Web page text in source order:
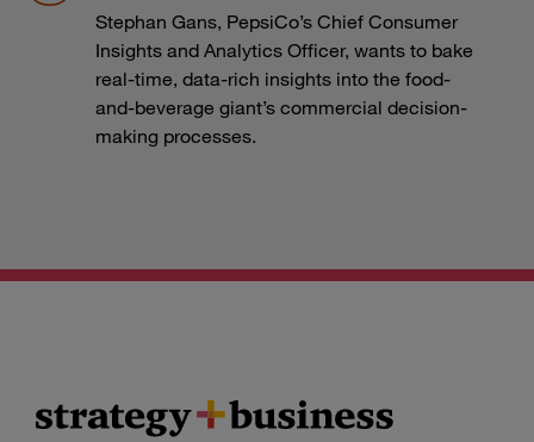
Stephan Gans, PepsiCo’s Chief Consumer
Insights and Analytics Officer, wants to bake
real-time, data-rich insights into the food-
and-beverage giant’s commercial decision-
making processes.